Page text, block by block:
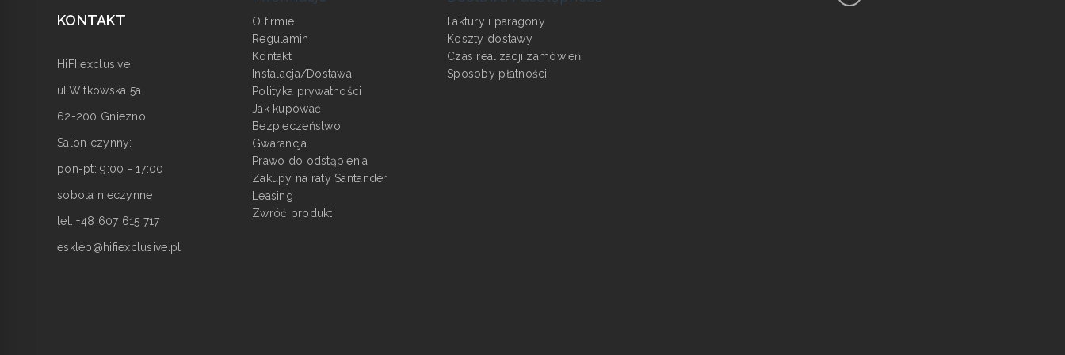
KONTAKT
HiFI exclusive
ul.Witkowska 5a
62-200 Gniezno
Salon czynny:
pon-pt: 9:00 - 17:00
sobota nieczynne
tel. +48 607 615 717
esklep@hifiexclusive.pl
O firmie
Regulamin
Kontakt
Instalacja/Dostawa
Polityka prywatności
Jak kupować
Bezpieczeństwo
Gwarancja
Prawo do odstąpienia
Zakupy na raty Santander
Leasing
Zwróć produkt
Faktury i paragony
Koszty dostawy
Czas realizacji zamówień
Sposoby płatności